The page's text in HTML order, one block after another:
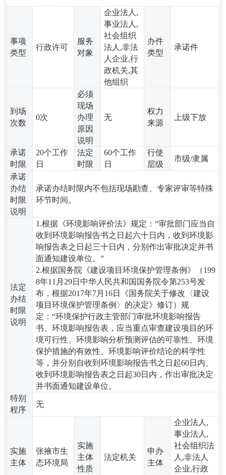
事项
类型
行政许可
服务
对象
企业法人,
事业法人,
社会组织
法人,非法
人企业,行
政机关,其
他组织
办件
类型
承诺件
到场
次数
0次
必须
现场
办理
原因
说明
无
权力
来源
上级下放
承诺
时限
20个工作
日
法定
时限
60个工作
日
行使
层级
市级/隶属
承诺
办结
时限
说明
承诺办结时限内不包括现场勘查、专家评审等特殊
环节时间。
法定
办结
时限
说明
1.根据《环境影响评价法》规定：“审批部门应当自
收到环境影响报告书之日起六十日内，收到环境影
响报告表之日起三十日内，分别作出审批决定并书
面通知建设单位。”
2.根据国务院《建设项目环境保护管理条例》（199
8年11月29日中华人民共和国国务院令第253号发
布，根据2017年7月16日《国务院关于修改〈建设
项目环境保护管理条例〉的决定》修订）规
定：“环境保护行政主管部门审批环境影响报告
书、环境影响报告表，应当重点审查建设项目的环
境可行性、环境影响分析预测评估的可靠性、环境
保护措施的有效性、环境影响评价结论的科学性
等，并分别自收到环境影响报告书之日起60日内、
收到环境影响报告表之日起30日内，作出审批决定
并书面通知建设单位。
特别
程序
无
实施
主体
张掖市生
态环境局
实施
主体
性质
法定机关
申办
主体
企业法人,
事业法人,
社会组织法
人,非法人
企业,行政